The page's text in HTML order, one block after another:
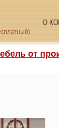
О
от